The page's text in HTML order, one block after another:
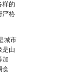
样的
严格
城市
是由
加
食